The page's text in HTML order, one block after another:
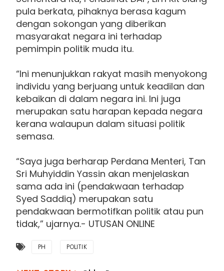
pula berkata, pihaknya berasa kagum
dengan sokongan yang diberikan
masyarakat negara ini terhadap
pemimpin politik muda itu.
“Ini menunjukkan rakyat masih menyokong
individu yang berjuang untuk keadilan dan
kebaikan di dalam negara ini. Ini juga
merupakan satu harapan kepada negara
kerana walaupun dalam situasi politik
semasa.
“Saya juga berharap Perdana Menteri, Tan
Sri Muhyiddin Yassin akan menjelaskan
sama ada ini (pendakwaan terhadap
Syed Saddiq) merupakan satu
pendakwaan bermotifkan politik atau pun
tidak,” ujarnya.- UTUSAN ONLINE
PH POLITIK